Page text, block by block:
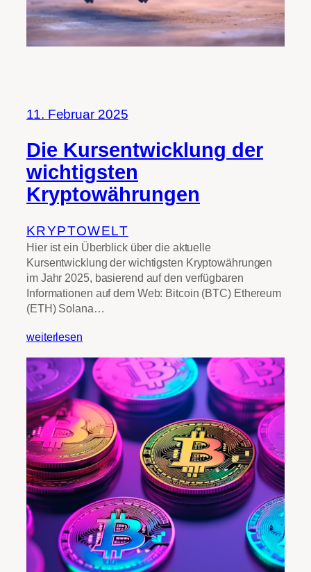
11. Februar 2025
Die Kursentwicklung der
wichtigsten
Kryptowährungen
KRYPTOWELT
Hier ist ein Überblick über die aktuelle
Kursentwicklung der wichtigsten Kryptowährungen
im Jahr 2025, basierend auf den verfügbaren
Informationen auf dem Web: Bitcoin (BTC) Ethereum
(ETH) Solana…
weiterlesen